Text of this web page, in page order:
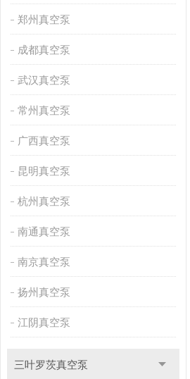
郑州真空泵
成都真空泵
武汉真空泵
常州真空泵
广西真空泵
昆明真空泵
杭州真空泵
南通真空泵
南京真空泵
扬州真空泵
江阴真空泵
三叶罗茨真空泵